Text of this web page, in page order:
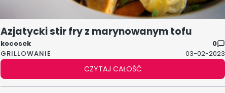
GRILLOWANIE 03-02-2023
Azjatycki stir fry z marynowanym tofu
CZYTAJ CAŁOŚĆ
kocosek 0